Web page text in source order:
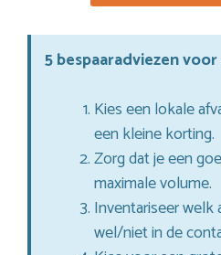
5 bespaaradviezen
Kies een lokale
een kleine korting.
Zorg dat je een
maximale volume.
Inventariseer
wel/niet in de